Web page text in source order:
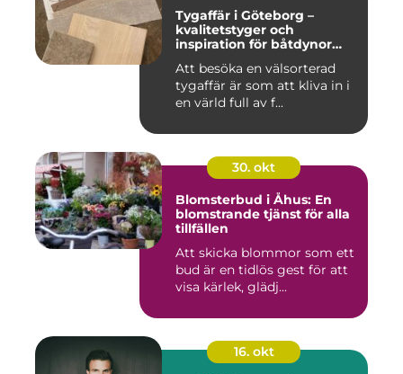
Tygaffär i Göteborg –
kvalitetstyger och
inspiration för båtdynor
Att besöka en välsorterad
tygaffär är som att kliva in i
en värld full av f...
30. okt
Blomsterbud i Åhus: En
blomstrande tjänst för alla
tillfällen
Att skicka blommor som ett
bud är en tidlös gest för att
visa kärlek, glädj...
16. okt